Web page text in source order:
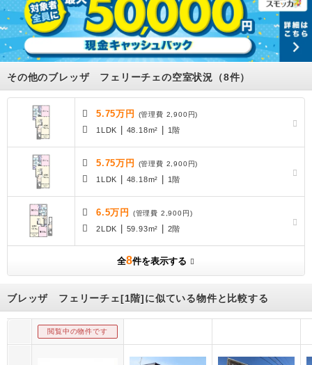
ント。カード決済可（家賃、初期費用）。BS。 クリーニング費用:80,000円 鍵セ
ット費:3,300円 更新料:無し 保証会社：利用必須 ハウスリーブ株式会社 契約時保
証委託料：２．２万／月額保証委託料：賃料総額の２．２％又は５．５％ ※ペッ
ト可は２．５万／２．５％ / 駐車場 : 空有 3,300円
ペット可（小型犬・猫2匹まで）。ZEH物件。省エネ。インターネット無料。エアコ
ン2台。駐車場3300円/台（2台目なし）・縦列5500円/2台（先着）。一坪風呂。サ
ンルーム。防犯カメラ。シャッター。宅配ボックス。照明器具。IH。カウンターキ
ッチン。ウォークインクローゼット。追焚き。浴室乾燥機。室内物干し。室外物
置。床下収納。電子キー。TVインターホン。温水洗浄便座。独立洗面台。複層ガラ
ス。ruumサポート1980円/月。月額保証委託料：賃料総額の2.5パーセント又は5.5
パーセント。カード決済可（家賃、初期費用）。BS。
所属団体
社団法人全日本不動産協会会員、不動産公正取引協議会加盟
社団法人不動産保証協会会員
その他のブレッザ フェリーチェの空室状況（8件）
5.75万円 (管理費 2,900円)
1LDK | 48.18m² | 1階
5.75万円 (管理費 2,900円)
1LDK | 48.18m² | 1階
6.5万円 (管理費 2,900円)
2LDK | 59.93m² | 2階
全8件を表示する
ブレッザ フェリーチェ[1階]に似ている物件と比較する
閲覧中の物件です